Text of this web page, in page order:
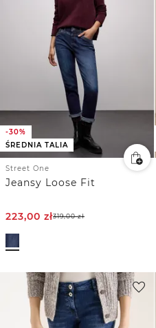
-30%
ŚREDNIA TALIA
Street One
Jeansy Loose Fit
223,00 zł319,00zł